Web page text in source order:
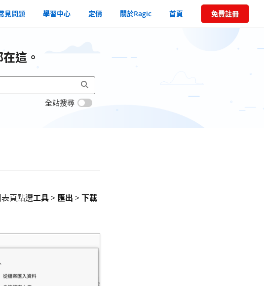
見問題 學習中心 定價 關於Ragic 首頁 免費註冊
這。
全站搜尋
頁點選工具> 匯出 >下載